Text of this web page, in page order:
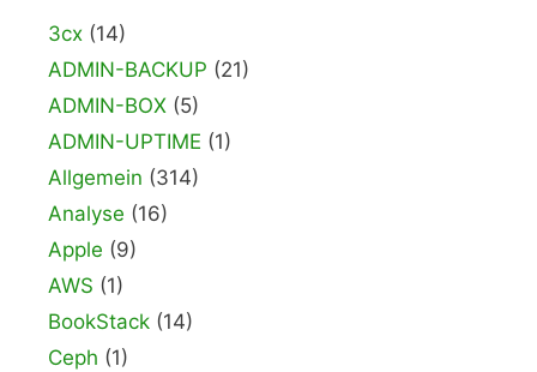
3cx (14)
ADMIN-BACKUP (21)
ADMIN-BOX (5)
ADMIN-UPTIME (1)
Allgemein (314)
Analyse (16)
Apple (9)
AWS (1)
BookStack (14)
Ceph (1)